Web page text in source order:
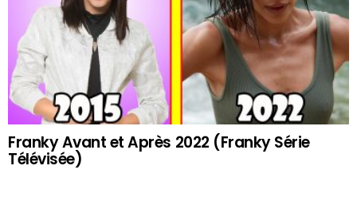
Franky Avant et Après 2022 (Franky Série
Télévisée)